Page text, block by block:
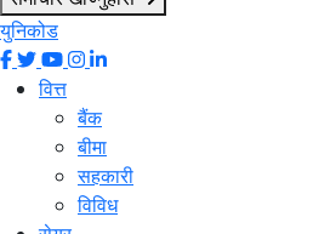
युनिकोड
वित्त
बैंक
बीमा
सहकारी
विविध